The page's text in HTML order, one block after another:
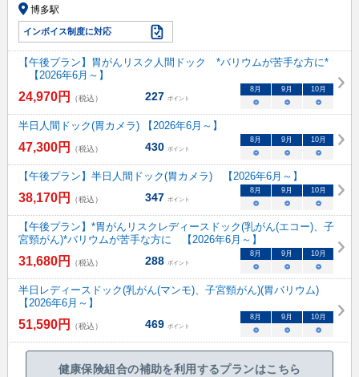
博多駅
インボイス制度に対応
【午後プラン】胃がんリスク人間ドック *バリウムが苦手な方に*
【2026年6月～】
24,970円 （税込） 227 ポイント
8月 9月 10月
○ ○ ○
半日人間ドック(胃カメラ) 【2026年6月～】
47,300円 （税込） 430 ポイント
8月 9月 10月
○ ○ ○
【午後プラン】半日人間ドック(胃カメラ) 【2026年6月～】
38,170円 （税込） 347 ポイント
8月 9月 10月
○ ○ ○
【午後プラン】*胃がんリスクレディースドック(乳がん(エコー)、子
宮頸がん)*バリウムが苦手な方に 【2026年6月～】
31,680円 （税込） 288 ポイント
8月 9月 10月
○ ○ ○
半日レディースドック(乳がん(マンモ)、子宮頸がん)(胃バリウム)
【2026年6月～】
51,590円 （税込） 469 ポイント
8月 9月 10月
○ ○ ○
健康保険組合の補助を利用するプランはこちら